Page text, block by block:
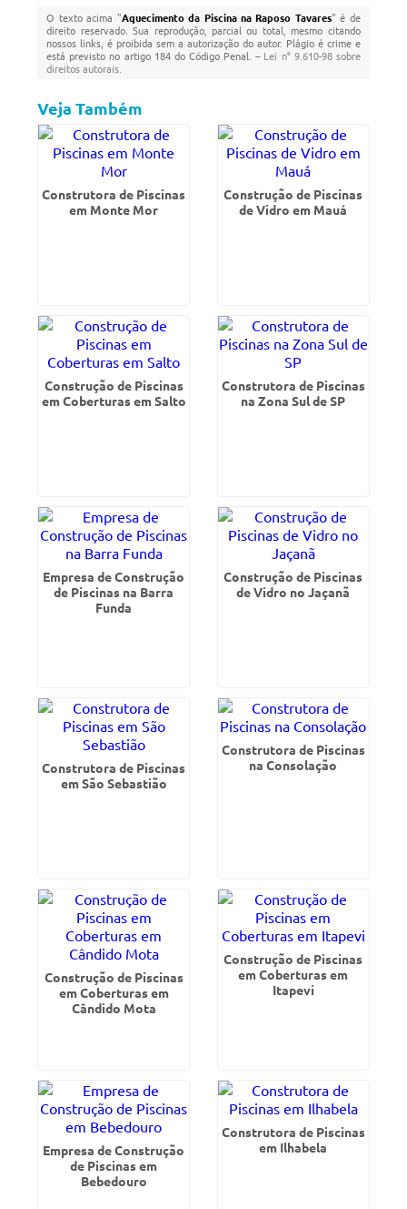
O texto acima "Aquecimento da Piscina na Raposo Tavares" é de
direito reservado. Sua reprodução, parcial ou total, mesmo citando
nossos links, é proibida sem a autorização do autor. Plágio é crime e
está previsto no artigo 184 do Código Penal. – Lei n° 9.610-98 sobre
direitos autorais
Veja Também
Construtora de Piscinas
em Monte Mor
Construção de Piscinas
de Vidro em Mauá
Construção de Piscinas
em Coberturas em Salto
Construtora de Piscinas
na Zona Sul de SP
Empresa de Construção
de Piscinas na Barra
Funda
Construção de Piscinas
de Vidro no Jaçanã
Construtora de Piscinas
em São Sebastião
Construtora de Piscinas
na Consolação
Construção de Piscinas
em Coberturas em
Cândido Mota
Construção de Piscinas
em Coberturas em
Itapevi
Empresa de Construção
de Piscinas em
Bebedouro
Construtora de Piscinas
em Ilhabela